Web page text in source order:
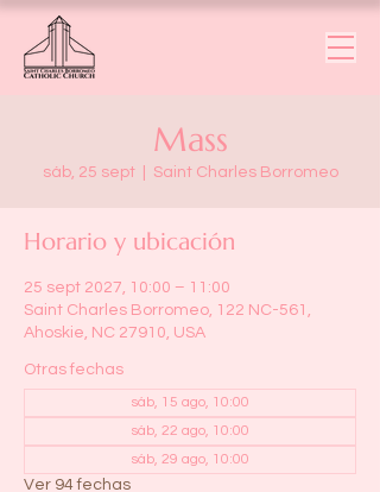
Mass
sáb, 25 sept
  |
Saint Charles Borromeo
Horario y ubicación
25 sept 2027, 10:00 – 11:00
Saint Charles Borromeo, 122 NC-561,
Ahoskie, NC 27910, USA
Otras fechas
sáb, 15 ago, 10:00
sáb, 22 ago, 10:00
sáb, 29 ago, 10:00
Ver 94 fechas